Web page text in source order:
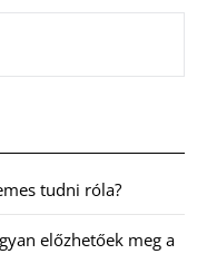
tudni róla?
előzhetőek meg a